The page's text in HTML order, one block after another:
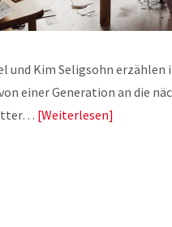
und Kim Seligsohn
einer Generation an die
Weiterlesen